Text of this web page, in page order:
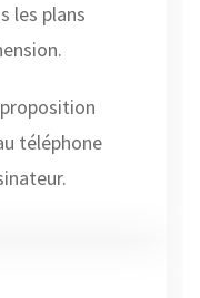
les plans
téléphone